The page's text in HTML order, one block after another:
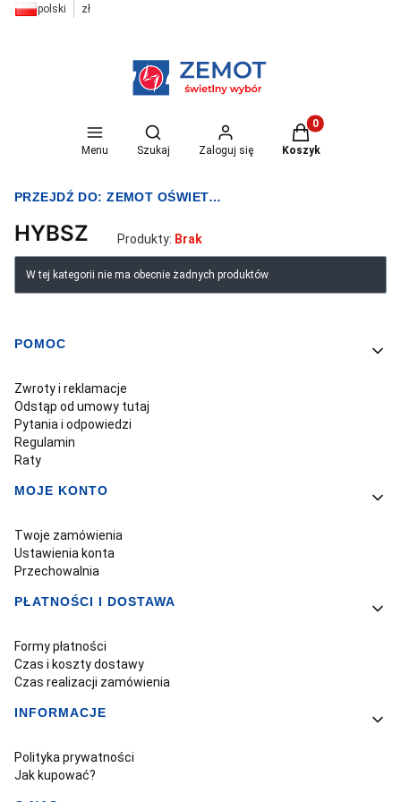
polski zł
Menu
Otwórz wyszukiwarkę
Szukaj Zaloguj się
Produkty w
Koszyk
PRZEJDŹ DO:ZEMOT OŚWIETLENIE I ELEKTRYKA
HYBSZ Produkty: Brak
Lista produktów
W tej kategorii nie ma obecnie żadnych produktów
Linki w stopce
POMOC
Zwroty i reklamacje
Odstąp od umowy tutaj
Pytania i odpowiedzi
Regulamin
Raty
MOJE KONTO
Twoje zamówienia
Ustawienia konta
Przechowalnia
PŁATNOŚCI I DOSTAWA
Formy płatności
Czas i koszty dostawy
Czas realizacji zamówienia
INFORMACJE
Polityka prywatności
Jak kupować?